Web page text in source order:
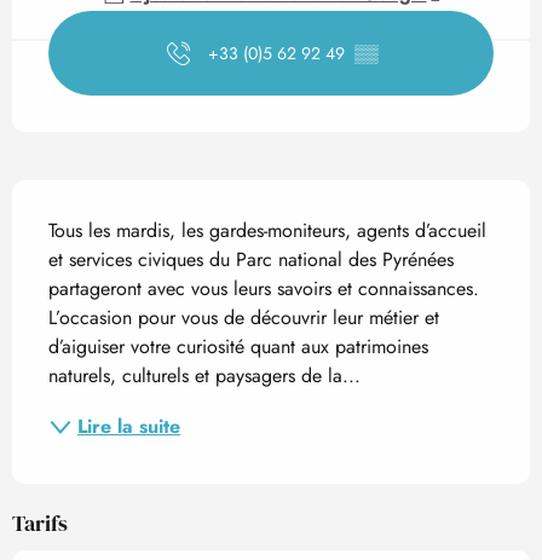
+33 (0)5 62 92 49 ▒▒
Description
Tous les mardis, les gardes-moniteurs, agents d’accueil
et services civiques du Parc national des Pyrénées
partageront avec vous leurs savoirs et connaissances.
L’occasion pour vous de découvrir leur métier et
d’aiguiser votre curiosité quant aux patrimoines
naturels, culturels et paysagers de la...
Lire la suite
Tarifs